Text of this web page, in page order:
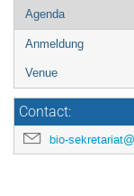
Agenda
Anmeldung
Venue
Contact:
bio-